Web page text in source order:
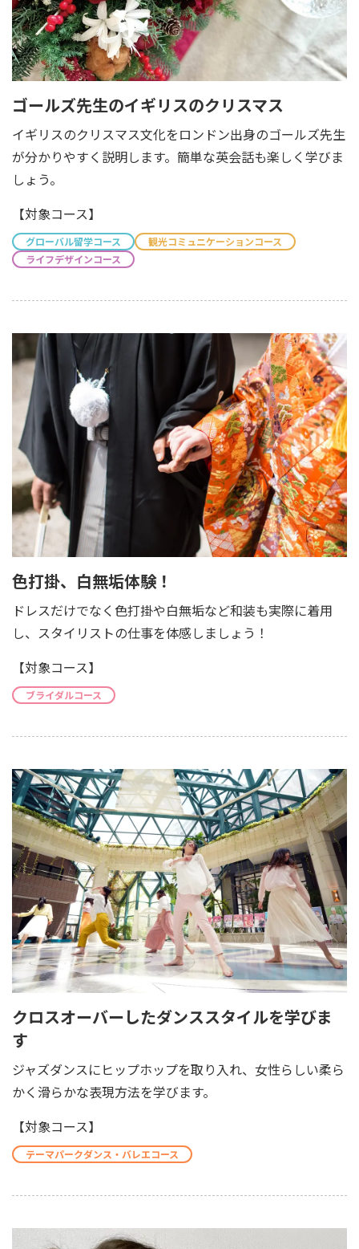
ゴールズ先生のイギリスのクリスマス
イギリスのクリスマス文化をロンドン出身のゴールズ先生
が分かりやすく説明します。簡単な英会話も楽しく学びま
しょう。
【対象コース】
グローバル留学コース
観光コミュニケーションコース
ライフデザインコース
色打掛、白無垢体験！
ドレスだけでなく色打掛や白無垢など和装も実際に着用
し、スタイリストの仕事を体感しましょう！
【対象コース】
ブライダルコース
クロスオーバーしたダンススタイルを学びま
す
ジャズダンスにヒップホップを取り入れ、女性らしい柔ら
かく滑らかな表現方法を学びます。
【対象コース】
テーマパークダンス・バレエコース